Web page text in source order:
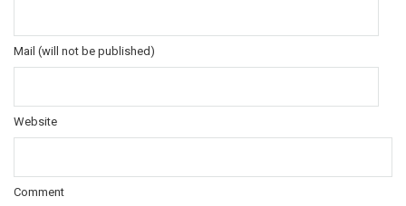
Mail (will not be published)
Website
Comment